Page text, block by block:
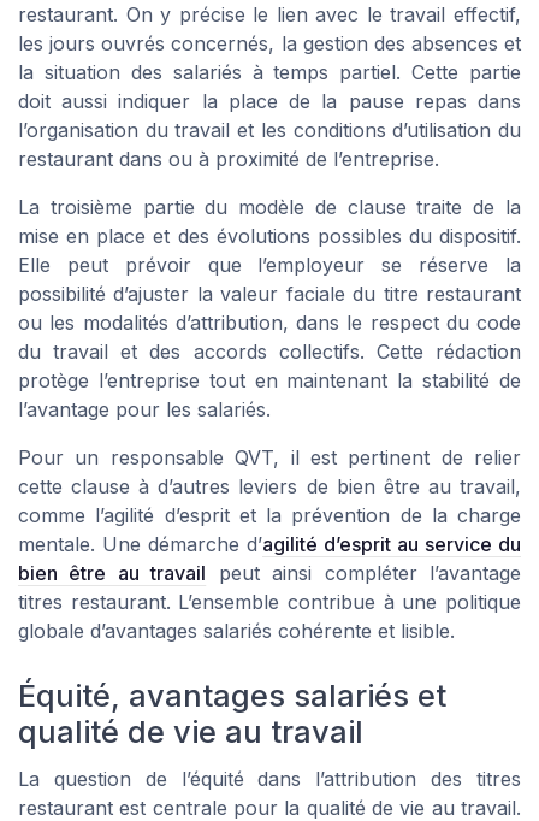
restaurant. On y précise le lien avec le travail effectif,
les jours ouvrés concernés, la gestion des absences et
la situation des salariés à temps partiel. Cette partie
doit aussi indiquer la place de la pause repas dans
l’organisation du travail et les conditions d’utilisation du
restaurant dans ou à proximité de l’entreprise.
La troisième partie du modèle de clause traite de la
mise en place et des évolutions possibles du dispositif.
Elle peut prévoir que l’employeur se réserve la
possibilité d’ajuster la valeur faciale du titre restaurant
ou les modalités d’attribution, dans le respect du code
du travail et des accords collectifs. Cette rédaction
protège l’entreprise tout en maintenant la stabilité de
l’avantage pour les salariés.
Pour un responsable QVT, il est pertinent de relier
cette clause à d’autres leviers de bien être au travail,
comme l’agilité d’esprit et la prévention de la charge
mentale. Une démarche d’agilité d’esprit au service du
bien être au travail peut ainsi compléter l’avantage
titres restaurant. L’ensemble contribue à une politique
globale d’avantages salariés cohérente et lisible.
Équité, avantages salariés et
qualité de vie au travail
La question de l’équité dans l’attribution des titres
restaurant est centrale pour la qualité de vie au travail.